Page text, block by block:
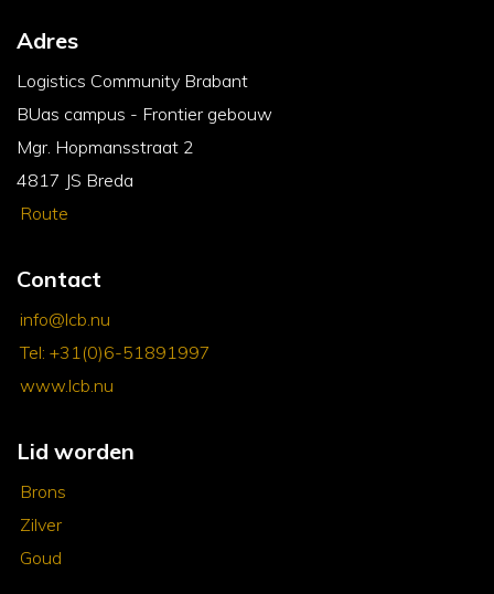
Adres
Logistics Community Brabant
BUas campus - Frontier gebouw
Mgr. Hopmansstraat 2
4817 JS Breda
Route
Contact
info@lcb.nu
Tel: +31(0)6-51891997
www.lcb.nu
Lid worden
Brons
Zilver
Goud